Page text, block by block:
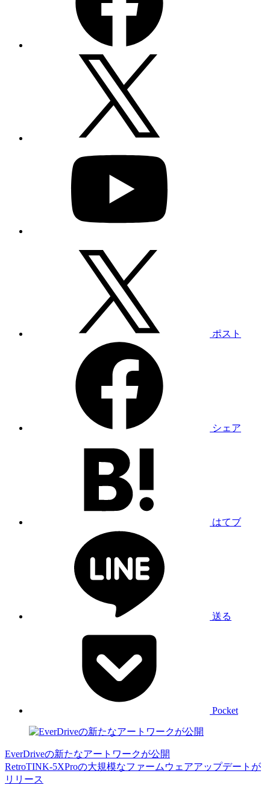
ポスト
シェア
はてブ
送る
Pocket
EverDriveの新たなアートワークが公開
RetroTINK-5XProの大規模なファームウェアアップデートが
リリース